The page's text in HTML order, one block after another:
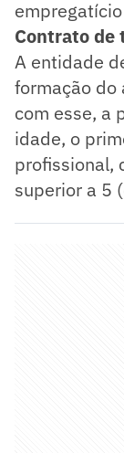
Contrato de
A entidade
formação
com esse, a
idade, o
profissional,
superior a 5